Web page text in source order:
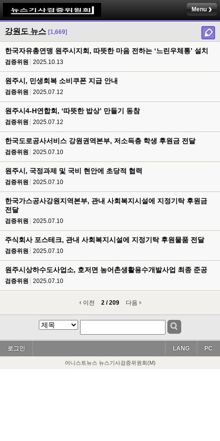
Menu
강원도 뉴스 [1,669]
한국자유총연맹 원주시지회, 따뜻한 마음 전하는 ‘느린우체통’ 설치
검증위원 2025.10.13
원주시, 민생회복 소비쿠폰 지급 안내
검증위원 2025.07.12
원주시4-H연합회, ‘따뜻한 밥상’ 만들기 동참
검증위원 2025.07.12
한국도로공사서비스 강원권역본부, 저소득층 학생 후원금 전달
검증위원 2025.07.10
원주시, 국정과제 및 국비 현안에 초당적 협력
검증위원 2025.07.10
한국가스공사강원지역본부, 관내 사회복지시설에 지정기탁 후원금
전달
검증위원 2025.07.10
주식회사 포스테크, 관내 사회복지시설에 지정기탁 후원물품 전달
검증위원 2025.07.10
원주시상하수도사업소, 호저면 농어촌생활용수개발사업 최종 준공
검증위원 2025.07.10
이전 2 / 209 다음
로그인 PC
LANG
어니스트뉴스 뉴스기사검증위원회(M)